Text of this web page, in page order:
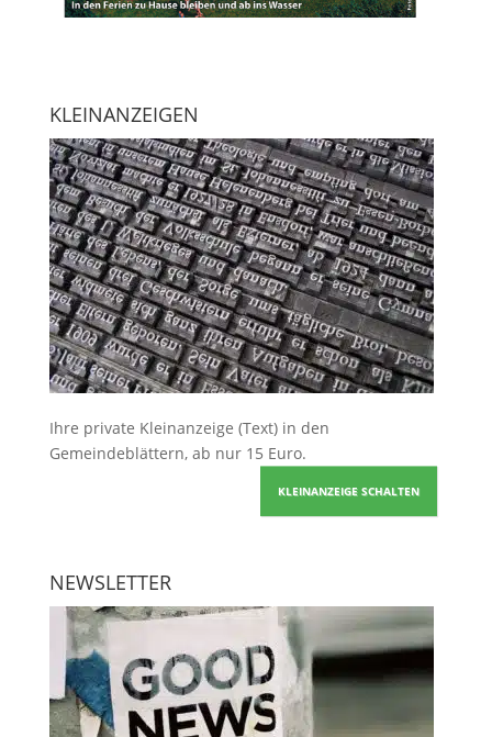
KLEINANZEIGEN
Ihre private Kleinanzeige (Text) in den
Gemeindeblättern, ab nur 15 Euro.
KLEINANZEIGE SCHALTEN
NEWSLETTER